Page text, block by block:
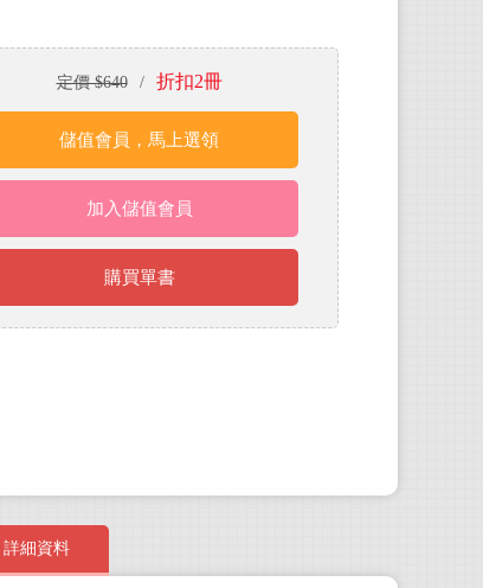
定價 $640 / 折扣2冊
儲值會員，馬上選領
加入儲值會員
購買單書
詳細資料